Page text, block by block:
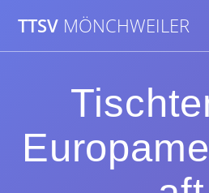
to
TTSV MÖNCHWEILER